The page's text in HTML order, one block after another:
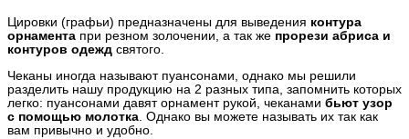
Цировки (графьи) предназначены для выведения контура
орнамента при резном золочении, а так же прорези абриса и
контуров одежд святого.
Чеканы иногда называют пуансонами, однако мы решили
разделить нашу продукцию на 2 разных типа, запомнить которых
легко: пуансонами давят орнамент рукой, чеканами бьют узор
с помощью молотка. Однако вы можете называть их так как
вам привычно и удобно.